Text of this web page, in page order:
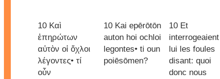
10 Καὶ
ἐπηρώτων
αὐτὸν οἱ ὄχλοι
λέγοντες• τί
οὖν
10 Kai epērōtōn
auton hoi ochloi
legontes• ti oun
poiēsōmen?
10 Et
interrogeaient
lui les foules
disant: quoi
donc nous